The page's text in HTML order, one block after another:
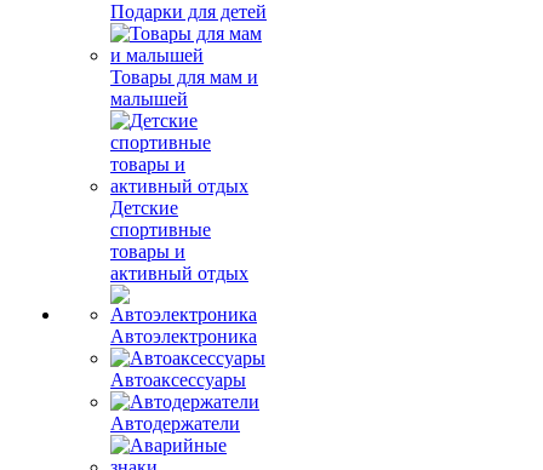
Подарки для детей
Товары для мам и
малышей
Детские
спортивные
товары и
активный отдых
Автоэлектроника
Автоаксессуары
Автодержатели